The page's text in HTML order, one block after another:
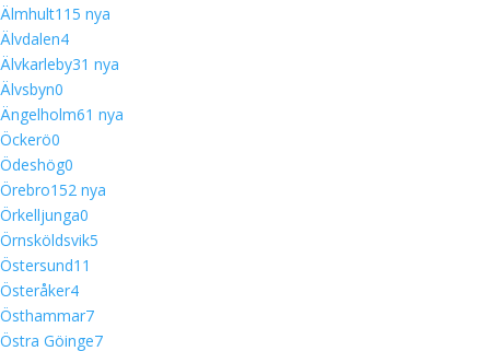
Älmhult115 nya
Älvdalen4
Älvkarleby31 nya
Älvsbyn0
Ängelholm61 nya
Öckerö0
Ödeshög0
Örebro152 nya
Örkelljunga0
Örnsköldsvik5
Östersund11
Österåker4
Östhammar7
Östra Göinge7